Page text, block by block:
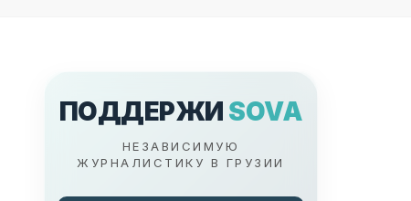
ПОДДЕРЖИ SOVA
НЕЗАВИСИМУЮ
ЖУРНАЛИСТИКУ В ГРУЗИИ